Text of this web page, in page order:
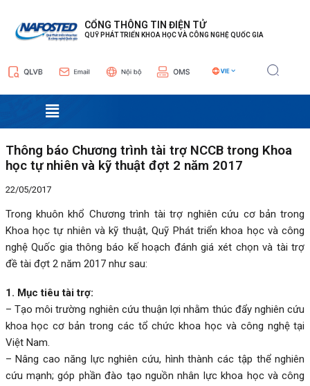
CỔNG THÔNG TIN ĐIỆN TỬ
QUỸ PHÁT TRIỂN KHOA HỌC VÀ CÔNG NGHỆ QUỐC GIA
Menu
Thông báo Chương trình tài trợ NCCB trong Khoa
học tự nhiên và kỹ thuật đợt 2 năm 2017
22/05/2017
Trong khuôn khổ Chương trình tài trợ nghiên cứu cơ bản trong
Khoa học tự nhiên và kỹ thuật, Quỹ Phát triển khoa học và công
nghệ Quốc gia thông báo kế hoạch đánh giá xét chọn và tài trợ
đề tài đợt 2 năm 2017 như sau:
1. Mục tiêu tài trợ:
– Tạo môi trường nghiên cứu thuận lợi nhằm thúc đẩy nghiên cứu
khoa học cơ bản trong các tổ chức khoa học và công nghệ tại
Việt Nam.
– Nâng cao năng lực nghiên cứu, hình thành các tập thể nghiên
cứu mạnh; góp phần đào tạo nguồn nhân lực khoa học và công
hướng
bài